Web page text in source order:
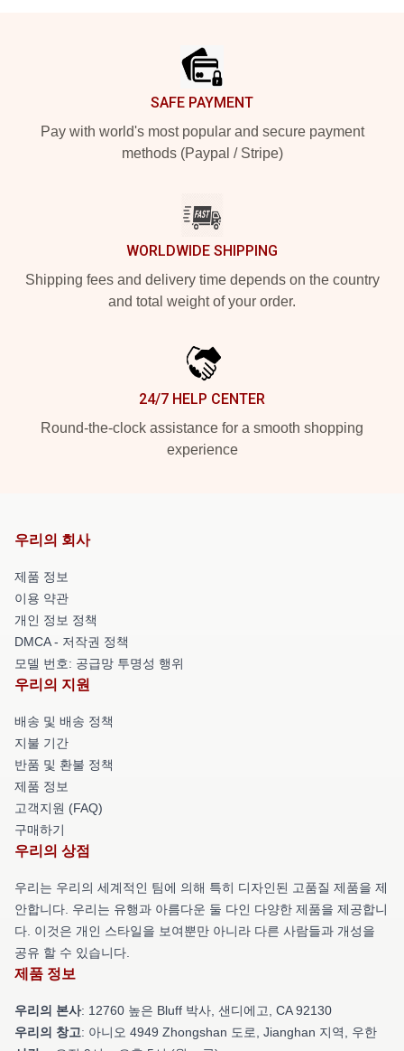
SAFE PAYMENT
Pay with world's most popular and secure payment
methods (Paypal / Stripe)
WORLDWIDE SHIPPING
Shipping fees and delivery time depends on the country
and total weight of your order.
24/7 HELP CENTER
Round-the-clock assistance for a smooth shopping
experience
우리의 회사
제품 정보
이용 약관
개인 정보 정책
DMCA - 저작권 정책
모델 번호: 공급망 투명성 행위
우리의 지원
배송 및 배송 정책
지불 기간
반품 및 환불 정책
제품 정보
고객지원 (FAQ)
구매하기
우리의 상점
우리는 우리의 세계적인 팀에 의해 특히 디자인된 고품질 제품을 제
안합니다. 우리는 유행과 아름다운 둘 다인 다양한 제품을 제공합니
다. 이것은 개인 스타일을 보여뿐만 아니라 다른 사람들과 개성을
공유 할 수 있습니다.
제품 정보
우리의 본사: 12760 높은 Bluff 박사, 샌디에고, CA 92130
우리의 창고: 아니오 4949 Zhongshan 도로, Jianghan 지역, 우한